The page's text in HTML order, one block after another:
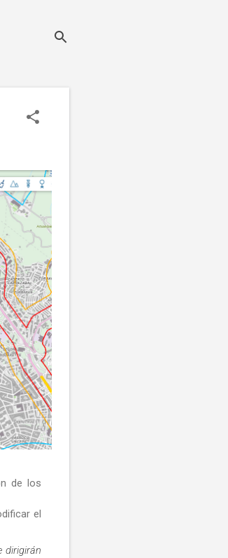
de los
el
dirigirán